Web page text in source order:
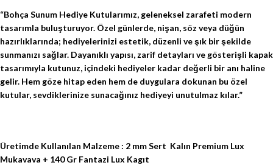
“Bohça Sunum Hediye Kutularımız, geleneksel zarafeti modern
tasarımla buluşturuyor. Özel günlerde, nişan, söz veya düğün
hazırlıklarında; hediyelerinizi estetik, düzenli ve şık bir şekilde
sunmanızı sağlar. Dayanıklı yapısı, zarif detayları ve gösterişli kapak
tasarımıyla kutunuz, içindeki hediyeler kadar değerli bir anı haline
gelir. Hem göze hitap eden hem de duygulara dokunan bu özel
kutular, sevdiklerinize sunacağınız hediyeyi unutulmaz kılar.”
Üretimde Kullanılan Malzeme : 2 mm Sert Kalın Premium Lux
Mukavava + 140 Gr Fantazi Lux Kagıt